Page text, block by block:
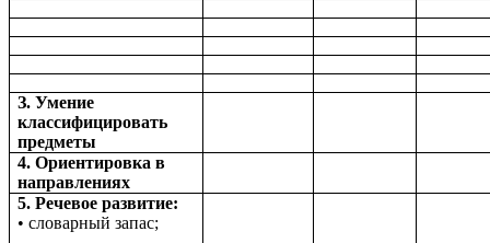
З. Умение
классифицировать
предметы
4. Ориентировка в
направлениях
5. Речевое развитие:
• словарный запас;